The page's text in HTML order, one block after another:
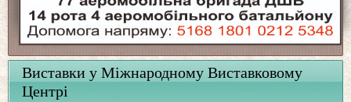
Виставки у Міжнародному Виставковому
Центрі